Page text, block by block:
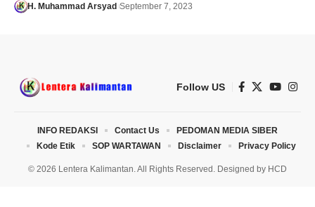
H. Muhammad Arsyad September 7, 2023
Follow US
© 2026 Lentera Kalimantan. All Rights Reserved. Designed by HCD
INFO REDAKSI Contact Us
PEDOMAN MEDIA SIBER
Kode Etik
SOP WARTAWAN Disclaimer Privacy Policy